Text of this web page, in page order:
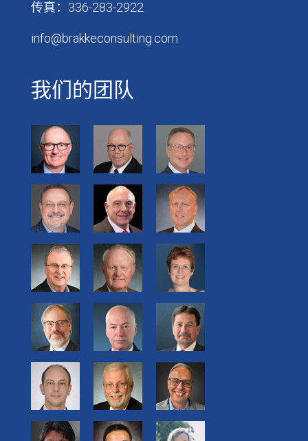
传真：336-283-2922
info@brakkeconsulting.com
我们的团队